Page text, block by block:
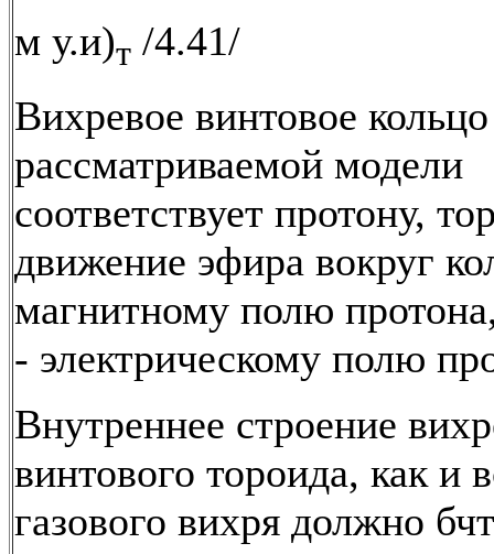
м у.и)т /4.41/
Вихревое винтовое
рассматриваемой модели
соответствует протону,
движение эфира вокруг
магнитному полю
- электрическому полю
Внутреннее строение
винтового тороида, как и
газового вихря должно